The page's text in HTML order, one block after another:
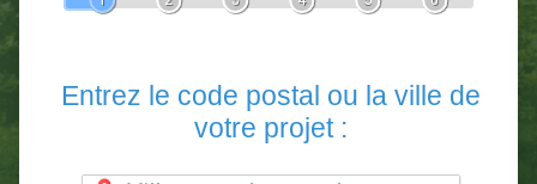
En 5 minutes, demandez3 devis comparatifs
2 3